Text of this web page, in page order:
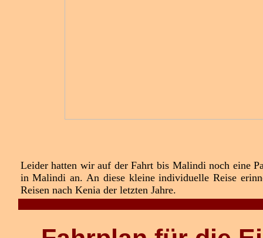
Leider hatten wir auf der Fahrt bis Malindi noch eine
in Malindi an. An diese kleine individuelle Reise
Reisen nach Kenia der letzten Jahre.